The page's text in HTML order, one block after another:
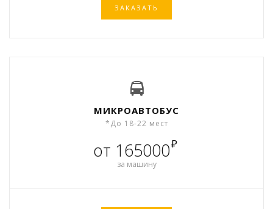
ЗАКАЗАТЬ
МИКРОАВТОБУС
*До 18-22 мест
от 165000₽
за машину